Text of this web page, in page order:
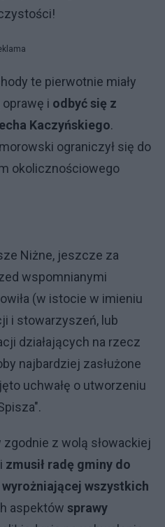
te pierwotnie miały
i odbyć się z
Kaczyńskiego.
ograniczył się do
okolicznościowego
Niżne, jeszcze za
wspomnianymi
(w istocie w imieniu
i stowarzyszeń, lub
działających na rzecz
najbardziej zasłużone
uchwałę o utworzeniu
zgodnie z wolą słowackiej
zmusił radę gminy do
wyrożniającej wszystkich
aspektów sprawy